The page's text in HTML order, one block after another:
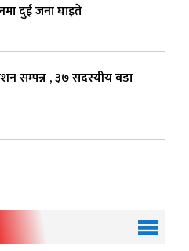
दुई जना घाइते
सम्पन्न , ३७ सदस्यीय वडा